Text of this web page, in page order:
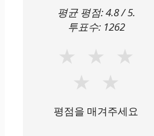
평균 평점:4.8/ 5.
투표수: 1262
★ ★
★
★
★
평점을 매겨주세요